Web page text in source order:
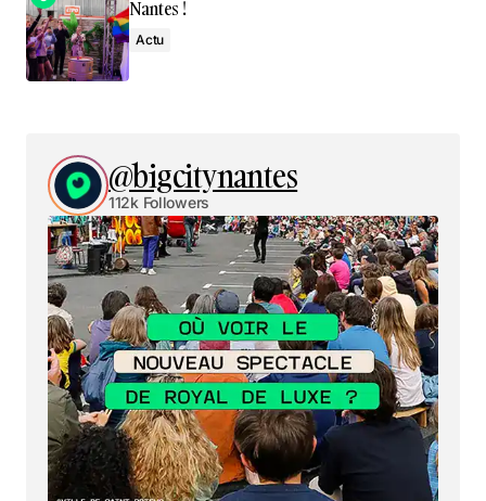
Nantes !
Actu
@bigcitynantes
112k Followers